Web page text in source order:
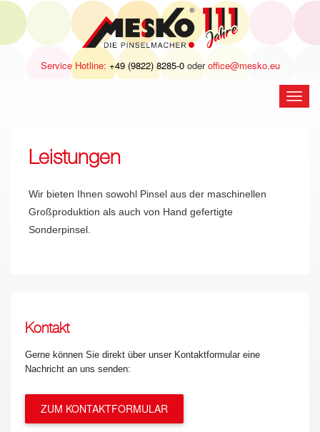
Service Hotline: +49 (9822) 8285-0oderoffice@mesko.eu
Leistungen
Wir bieten Ihnen sowohl Pinsel aus der maschinellen
Großproduktion als auch von Hand gefertigte
Sonderpinsel.
Kontakt
Gerne können Sie direkt über unser Kontaktformular eine
Nachricht an uns senden:
ZUM KONTAKTFORMULAR